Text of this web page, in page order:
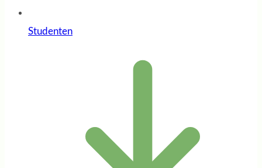
Studenten